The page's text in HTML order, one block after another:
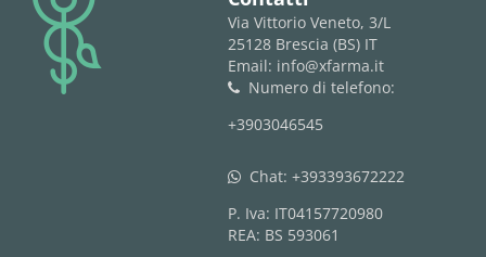
logo
Via Vittorio Veneto, 3/L
25128 Brescia (BS) IT
Email: info@xfarma.it
phone
Numero di telefono:
+3903046545
whatsapp Chat: +393393672222
P. Iva: IT04157720980
REA: BS 593061